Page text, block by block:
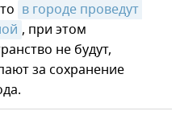
в городе проведут
, при этом
не будут,
за сохранение